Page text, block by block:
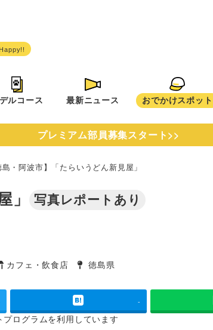
ルコース 最新ニュース おでかけスポット
プレミアム部員募集スタート>>
島・阿波市】「たらいうどん新見屋」
」 写真レポートあり
カフェ・飲食店
タグ
徳島県
-
プログラムを利用しています